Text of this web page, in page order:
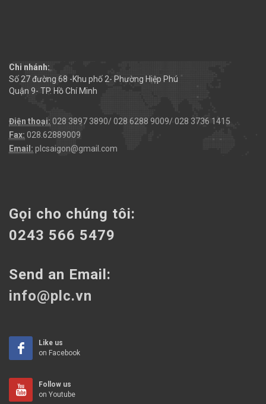
Chi nhánh:
Số 27 đường 68 -Khu phố 2- Phường Hiệp Phú
Quận 9- TP. Hồ Chí Minh
Điện thoại: 028 3897 3890/ 028 6288 9009/ 028 3736 1415
Fax: 028.62889009
Email: plcsaigon@gmail.com
Gọi cho chúng tôi:
0243 566 5479
Send an Email:
info@plc.vn
Like us
on Facebook
Follow us
on Youtube